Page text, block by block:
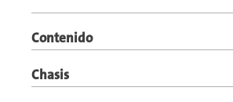
Contenido
Chasis